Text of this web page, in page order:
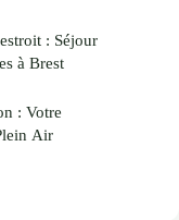
: Séjour
à Brest
: Votre
Air